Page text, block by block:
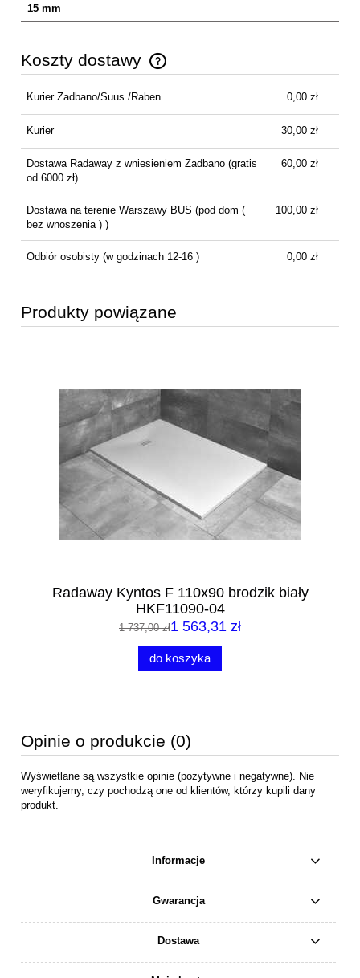
15 mm
Koszty dostawy
Cena nie zawiera ewentualnych kosztów płatności
Kurier Zadbano/Suus /Raben 0,00 zł
Kurier 30,00 zł
Dostawa Radaway z wniesieniem Zadbano(gratis
od 6000 zł)
60,00 zł
Dostawa na terenie Warszawy BUS (pod dom (
bez wnoszenia ) )
100,00 zł
Odbiór osobisty(w godzinach 12-16 ) 0,00 zł
Produkty powiązane
Radaway Kyntos F 110x90 brodzik biały
HKF11090-04
1 737,00 zł1 563,31 zł
do koszyka
Opinie o produkcie (0)
Wyświetlane są wszystkie opinie (pozytywne i negatywne). Nie
weryfikujemy, czy pochodzą one od klientów, którzy kupili dany
produkt.
Informacje
Gwarancja
Dostawa